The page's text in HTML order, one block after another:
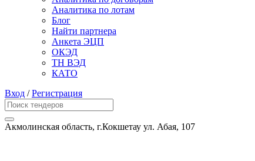
Аналитика по лотам
Блог
Найти партнера
Анкета ЭЦП
ОКЭД
ТН ВЭД
КАТО
Вход /Регистрация
Акмолинская область, г.Кокшетау ул. Абая, 107